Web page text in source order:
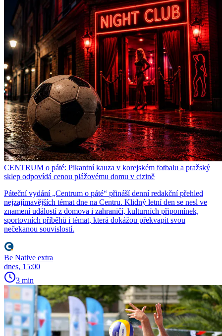
CENTRUM o páté: Pikantní kauza v korejském fotbalu a pražský
sklep odpovídá cenou plážovému domu v cizině
Páteční vydání „Centrum o páté“ přináší denní redakční přehled
nejzajímavějších témat dne na Centru. Klidný letní den se nesl ve
znamení událostí z domova i zahraničí, kulturních připomínek,
sportovních příběhů i témat, která dokážou překvapit svou
nečekanou souvislostí.
Be Native extra
dnes, 15:00
3 min